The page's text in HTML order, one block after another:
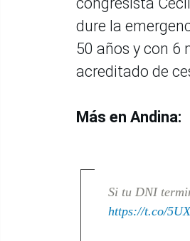
dure la
50 años y con 6
acreditado de
Más en Andina:
Si tu DNI
https://t.co/